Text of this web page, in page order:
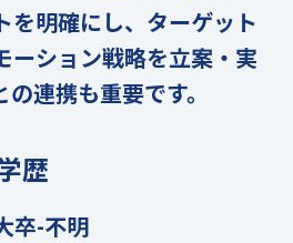
を明確にし、ターゲット
ーション戦略を立案・実
連携も重要です。
歴
卒-不明